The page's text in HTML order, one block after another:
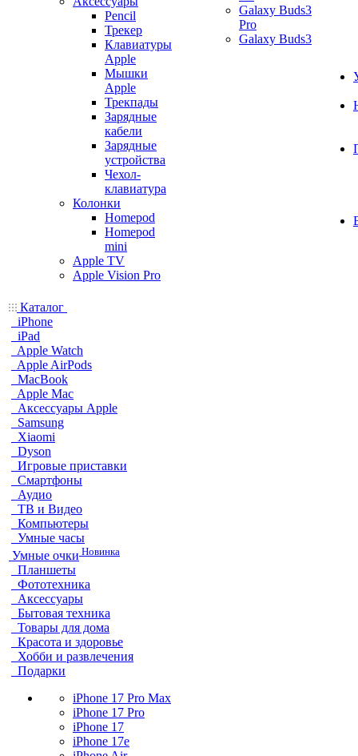
Pencil
Трекер
Клавиатуры
Apple
Мышки
Apple
Трекпады
Зарядные
кабели
Зарядные
устройства
Чехол-
клавиатура
Колонки
Homepod
Homepod
mini
Apple TV
Apple Vision Pro
Galaxy Buds3
Pro
Galaxy Buds3
Каталог
iPhone
iPad
Apple Watch
Apple AirPods
MacBook
Apple Mac
Аксессуары Apple
Samsung
Xiaomi
Dyson
Игровые приставки
Смартфоны
Аудио
ТВ и Видео
Компьютеры
Умные часы
Умные очки Новинка
Планшеты
Фототехника
Аксессуары
Бытовая техника
Товары для дома
Красота и здоровье
Хобби и развлечения
Подарки
iPhone 17 Pro Max
iPhone 17 Pro
iPhone 17
iPhone 17e